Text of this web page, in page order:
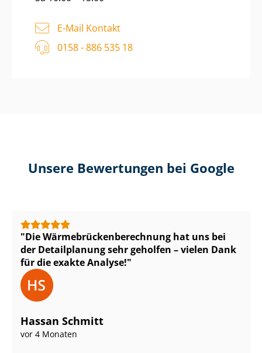
E-Mail Kontakt
0158 - 886 535 18
Unsere Bewertungen bei Google
Die Wär­me­brü­cken­be­rech­nung hat uns bei
der Detailplanung sehr geholfen – vielen Dank
für die exakte Analyse!
Hassan Schmitt
vor 4 Monaten